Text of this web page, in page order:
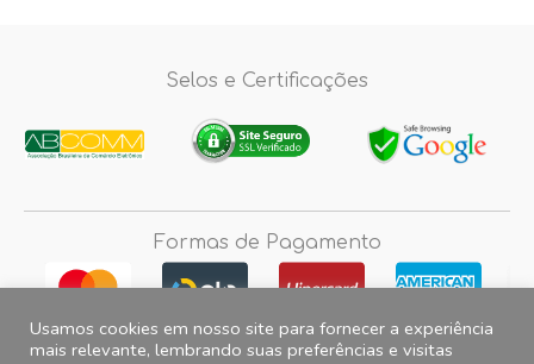
Selos e Certificações
Formas de Pagamento
Usamos cookies em nosso site para fornecer a experiência
mais relevante, lembrando suas preferências e visitas